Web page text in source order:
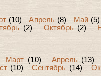
(10)Апрель (8) Май
(2) Октябрь(2)
Март (10)Апрель
(10)Сентябрь (14)